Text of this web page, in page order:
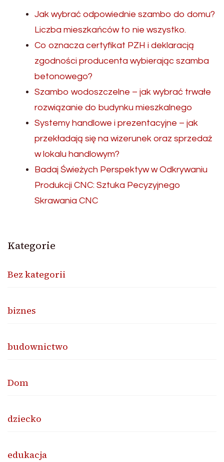
Jak wybrać odpowiednie szambo do domu?
Liczba mieszkańców to nie wszystko.
Co oznacza certyfikat PZH i deklaracją
zgodności producenta wybierając szamba
betonowego?
Szambo wodoszczelne – jak wybrać trwałe
rozwiązanie do budynku mieszkalnego
Systemy handlowe i prezentacyjne – jak
przekładają się na wizerunek oraz sprzedaż
w lokalu handlowym?
Badaj Świeżych Perspektyw w Odkrywaniu
Produkcji CNC: Sztuka Pecyzyjnego
Skrawania CNC
Kategorie
Bez kategorii
biznes
budownictwo
Dom
dziecko
edukacja